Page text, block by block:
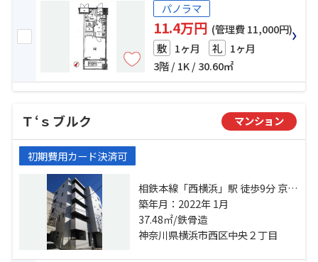
パノラマ
11.4万円 (管理費 11,000円)
敷 1ヶ月 礼 1ヶ月
3階 / 1K / 30.60㎡
Ｔ‘ｓブルク マンション
初期費用カード決済可
相鉄本線「西横浜」駅 徒歩9分 京急
本線「戸部」駅 徒歩11分 ブルーラ
イン「高島町」駅 徒歩18分
築年月：2022年 1月
37.48㎡/鉄骨造
神奈川県横浜市西区中央２丁目